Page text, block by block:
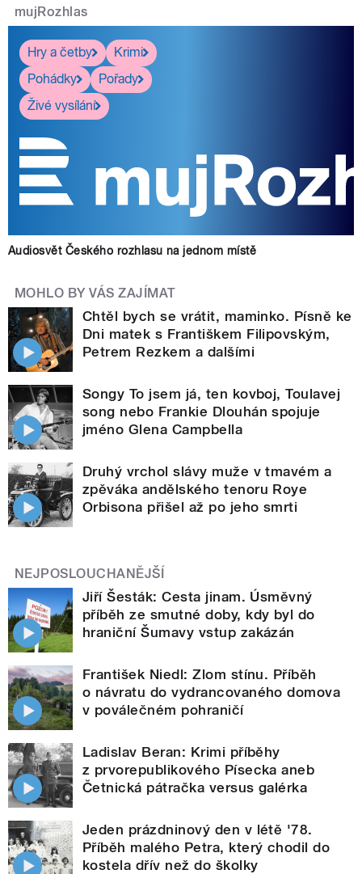
mujRozhlas
Hry a četby
Krimi
Pohádky
Pořady
Živé vysílání
Audiosvět Českého rozhlasu na jednom místě
MOHLO BY VÁS ZAJÍMAT
Chtěl bych se vrátit, maminko. Písně ke
Dni matek s Františkem Filipovským,
Petrem Rezkem a dalšími
Songy To jsem já, ten kovboj, Toulavej
song nebo Frankie Dlouhán spojuje
jméno Glena Campbella
Druhý vrchol slávy muže v tmavém a
zpěváka andělského tenoru Roye
Orbisona přišel až po jeho smrti
NEJPOSLOUCHANĚJŠÍ
Jiří Šesták: Cesta jinam. Úsměvný
příběh ze smutné doby, kdy byl do
hraniční Šumavy vstup zakázán
František Niedl: Zlom stínu. Příběh
o návratu do vydrancovaného domova
v poválečném pohraničí
Ladislav Beran: Krimi příběhy
z prvorepublikového Písecka aneb
Četnická pátračka versus galérka
Jeden prázdninový den v létě '78.
Příběh malého Petra, který chodil do
kostela dřív než do školky